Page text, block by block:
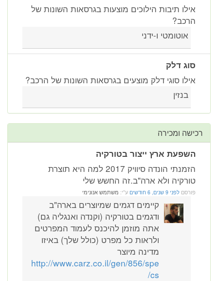
אילו תיבות הילוכים מוצעות בגרסאות השונות של
הרכב?
אוטומטי ו-ידני
סוג דלק
אילו סוגי דלק מוצעים בגרסאות השונות של הרכב?
בנזין
רכישה ומכירה
השפעת ארץ ייצור בטורקיה
הזמנתי הונדה סיוויק 2017 למה היא תוצרת
טורקיה ולא ארה"ב.זה החשש שלי
פורסם לפני 9 שנים, 6 חודשים ע"י: משתמש אנונימי
קיימים דגמים שמיוצרים בארה"ב
ודגמים בטורקיה (וקנדה ואנגליה גם)
אתה מוזמן להיכנס לעמוד המפרטים
ולראות כל מפרט (כולל שלך) באיזו
מדינה מיוצר
http://www.carz.co.il/gen/856/spe
cs/